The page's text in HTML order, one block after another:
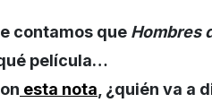
contamos que Hombres
película…
esta nota , ¿quién va a